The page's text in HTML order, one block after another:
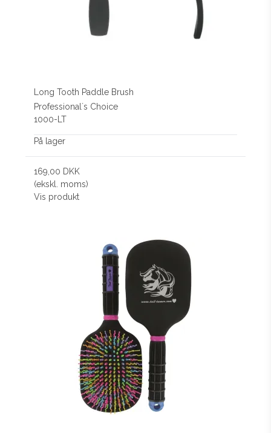
Long Tooth Paddle Brush
Professional´s Choice
1000-LT
På lager
169,00 DKK
(ekskl. moms)
Vis produkt